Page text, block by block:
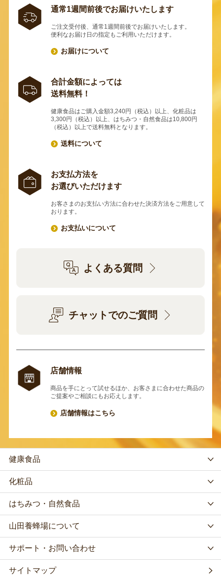
通常1週間前後でお届けいたします
ご注文受付後、通常1週間前後でお届けいたします。
便利なお届け日の指定もご利用いただけます。
お届けについて
合計金額によっては
送料無料！
健康食品はご購入金額3,240円（税込）以上、化粧品は
3,300円（税込）以上、はちみつ・自然食品は10,800円
（税込）以上で送料無料となります。
送料について
お支払方法を
お選びいただけます
お客さまのお支払い方法に合わせた決済方法をご用意して
おります。
お支払いについて
よくある質問
チャットでのご質問
店舗情報
商品を手にとって試せるほか、お客さまに合わせた商品の
ご提案やご相談にもお応えします。
店舗情報はこちら
健康食品
化粧品
はちみつ・自然食品
山田養蜂場について
サポート・お問い合わせ
サイトマップ